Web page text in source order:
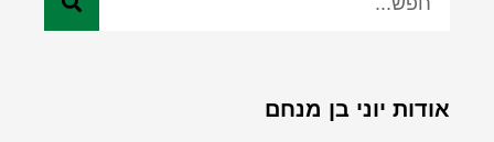
אודות יוני בן מנחם